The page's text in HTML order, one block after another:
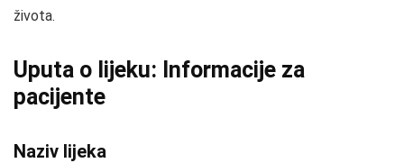
života.
Uputa o lijeku: Informacije za
pacijente
Naziv lijeka